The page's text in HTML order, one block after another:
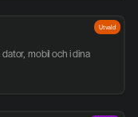
mobil och i dina
Utvald